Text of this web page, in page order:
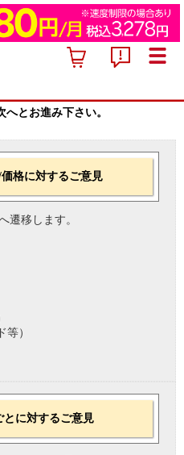
とお進み下さい。
格に対するご意見
遷移します。
等）
とに対するご意見